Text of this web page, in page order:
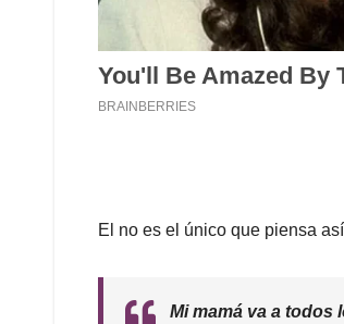
El no es el único que piensa
Mi mamá va a todos